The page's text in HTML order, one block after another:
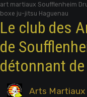
art martiaux Soufflenheim
boxe ju-jitsu Haguenau
Le club des
de
détonnant
Arts Martiaux